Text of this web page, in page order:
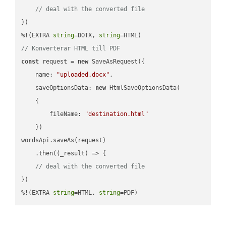
// deal with the converted file
})
%!(EXTRA string=DOTX, string
// Konverterar HTML till PDF
const request = new SaveAsRequest({
name: "uploaded.docx" ,
saveOptionsData: new HtmlSaveOptionsData(
    {
fileName:
"destination.html"
    })
wordsApi.saveAs(request)
    .then(
( _result ) => {
// deal with the converted file
})
%!(EXTRA string=HTML, string=PDF)